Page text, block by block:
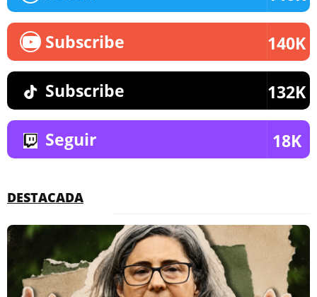
Subscribe 140K
Subscribe 132K
Seguir 18K
DESTACADA